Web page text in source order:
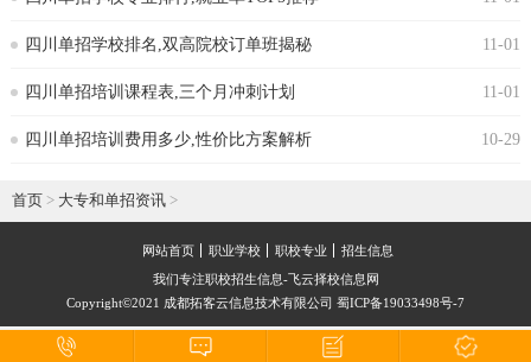
四川单招学校排名,双高院校订单班揭秘 11-01
四川单招培训课程表,三个月冲刺计划 11-01
四川单招培训费用多少,性价比方案解析 10-29
首页 > 大专和单招资讯 >
网站首页 职业学校 职校专业
招生信息
我们专注职校招生信息-飞云择校信息网
Copyright©2021 成都拓客云信息技术有限公司 蜀ICP备19033498号-7